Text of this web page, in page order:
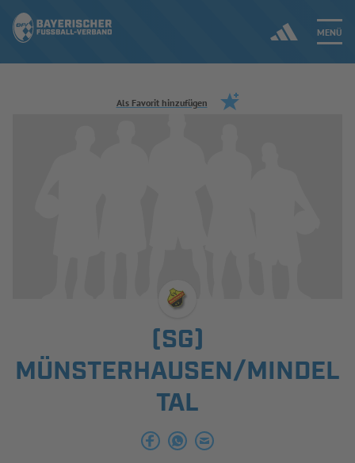
MENÜ
Jetzt einloggen
INFOTHEK SPIELPLUS
Als Favorit hinzufügen
(SG)
MÜNSTERHAUSEN/MINDEL
TAL